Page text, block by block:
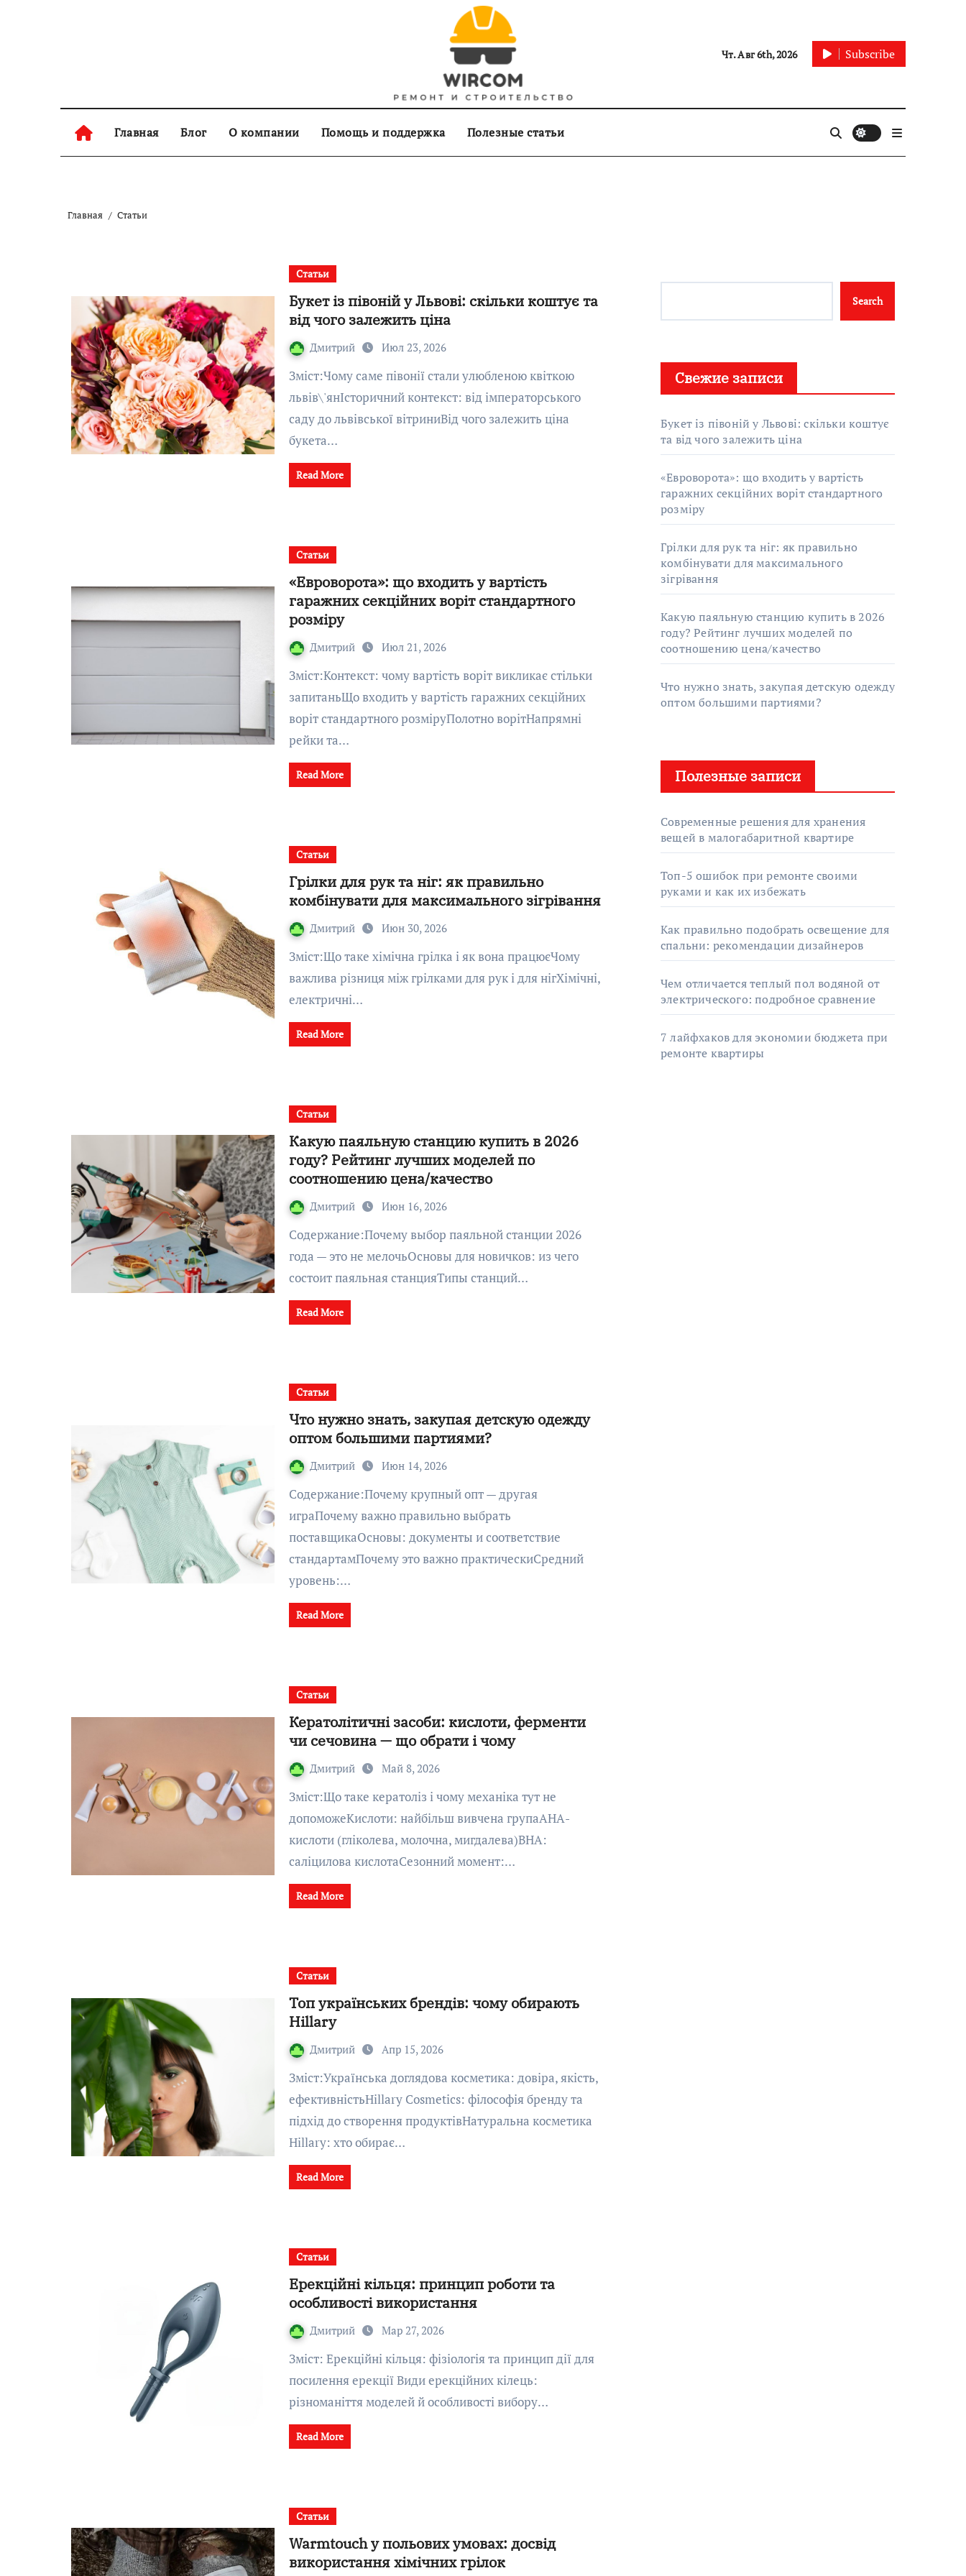
Чт. Авг 6th, 2026 Subscribe
Главная Блог О компании Помощь и поддержка Полезные статьи
Главная Статьи
Статьи
Букет із півоній у Львові: скільки коштує та
від чого залежить ціна
Дмитрий Июл 23, 2026
Зміст:Чому саме півонії стали улюбленою квіткою
львів\'янІсторичний контекст: від імператорського
саду до львівської вітриниВід чого залежить ціна
букета…
Read More
Статьи
«Евроворота»: що входить у вартість
гаражних секційних воріт стандартного
розміру
Дмитрий Июл 21, 2026
Зміст:Контекст: чому вартість воріт викликає стільки
запитаньЩо входить у вартість гаражних секційних
воріт стандартного розміруПолотно ворітНапрямні
рейки та…
Read More
Статьи
Грілки для рук та ніг: як правильно
комбінувати для максимального зігрівання
Дмитрий Июн 30, 2026
Зміст:Що таке хімічна грілка і як вона працюєЧому
важлива різниця між грілками для рук і для нігХімічні,
електричні…
Read More
Статьи
Какую паяльную станцию купить в 2026
году? Рейтинг лучших моделей по
соотношению цена/качество
Дмитрий Июн 16, 2026
Содержание:Почему выбор паяльной станции 2026
года — это не мелочьОсновы для новичков: из чего
состоит паяльная станцияТипы станций…
Read More
Статьи
Что нужно знать, закупая детскую одежду
оптом большими партиями?
Дмитрий Июн 14, 2026
Содержание:Почему крупный опт — другая
играПочему важно правильно выбрать
поставщикаОсновы: документы и соответствие
стандартамПочему это важно практическиСредний
уровень:…
Read More
Статьи
Кератолітичні засоби: кислоти, ферменти
чи сечовина — що обрати і чому
Дмитрий Май 8, 2026
Зміст:Що таке кератоліз і чому механіка тут не
допоможеКислоти: найбільш вивчена групаАНА-
кислоти (гліколева, молочна, мигдалева)BHA:
саліцилова кислотаСезонний момент:…
Read More
Статьи
Топ українських брендів: чому обирають
Hillary
Дмитрий Апр 15, 2026
Зміст:Українська доглядова косметика: довіра, якість,
ефективністьHillary Cosmetics: філософія бренду та
підхід до створення продуктівНатуральна косметика
Hillary: хто обирає…
Read More
Статьи
Ерекційні кільця: принцип роботи та
особливості використання
Дмитрий Мар 27, 2026
Зміст: Ерекційні кільця: фізіологія та принцип дії для
посилення ерекції Види ерекційних кілець:
різноманіття моделей й особливості вибору…
Read More
Статьи
Warmtouch у польових умовах: досвід
використання хімічних грілок
Search
Свежие записи
Букет із півоній у Львові: скільки коштує
та від чого залежить ціна
«Евроворота»: що входить у вартість
гаражних секційних воріт стандартного
розміру
Грілки для рук та ніг: як правильно
комбінувати для максимального
зігрівання
Какую паяльную станцию купить в 2026
году? Рейтинг лучших моделей по
соотношению цена/качество
Что нужно знать, закупая детскую одежду
оптом большими партиями?
Полезные записи
Современные решения для хранения
вещей в малогабаритной квартире
Топ-5 ошибок при ремонте своими
руками и как их избежать
Как правильно подобрать освещение для
спальни: рекомендации дизайнеров
Чем отличается теплый пол водяной от
электрического: подробное сравнение
7 лайфхаков для экономии бюджета при
ремонте квартиры